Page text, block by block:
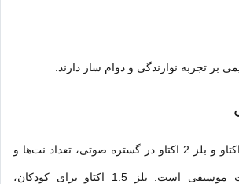
بر تجربه نوازندگی و دوام ساز دارند.
تفاوت اصلی بلز 1.5 اکتاو و بلز 2 اکتاو در گستره صوتی، تعداد نت‌ها و
قابلیت اجرای قطعات موسیقی است. بلز 1.5 اکتاو برای کودکان،